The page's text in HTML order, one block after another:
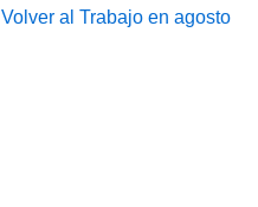
Volver al Trabajo en agosto